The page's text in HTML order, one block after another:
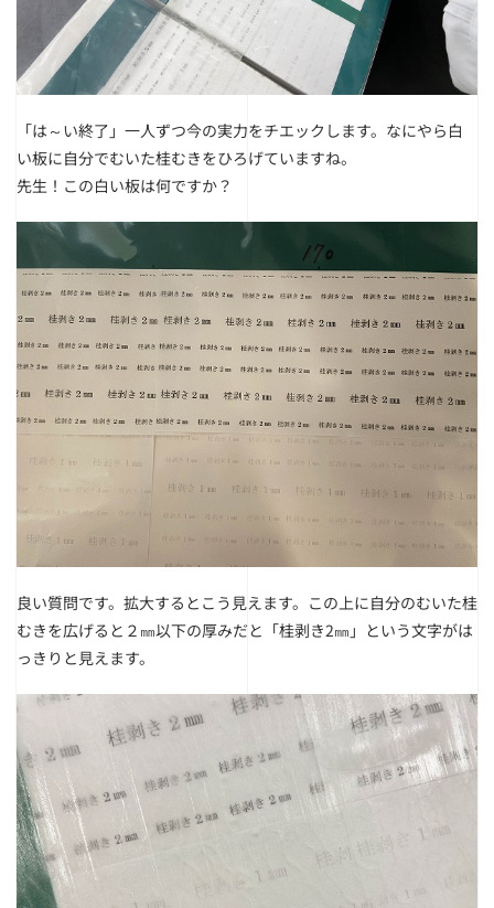
「は～い終了」一人ずつ今の実力をチエックします。 なにやら白
い板に自分でむいた桂むきをひろげていますね。
先生！この白い板は何ですか？
良い質問です。拡大するとこう見えます。 この上に自分のむいた桂
むきを広げると２㎜以下の厚みだと「桂剥き2㎜」という文字がは
っきりと見えます。